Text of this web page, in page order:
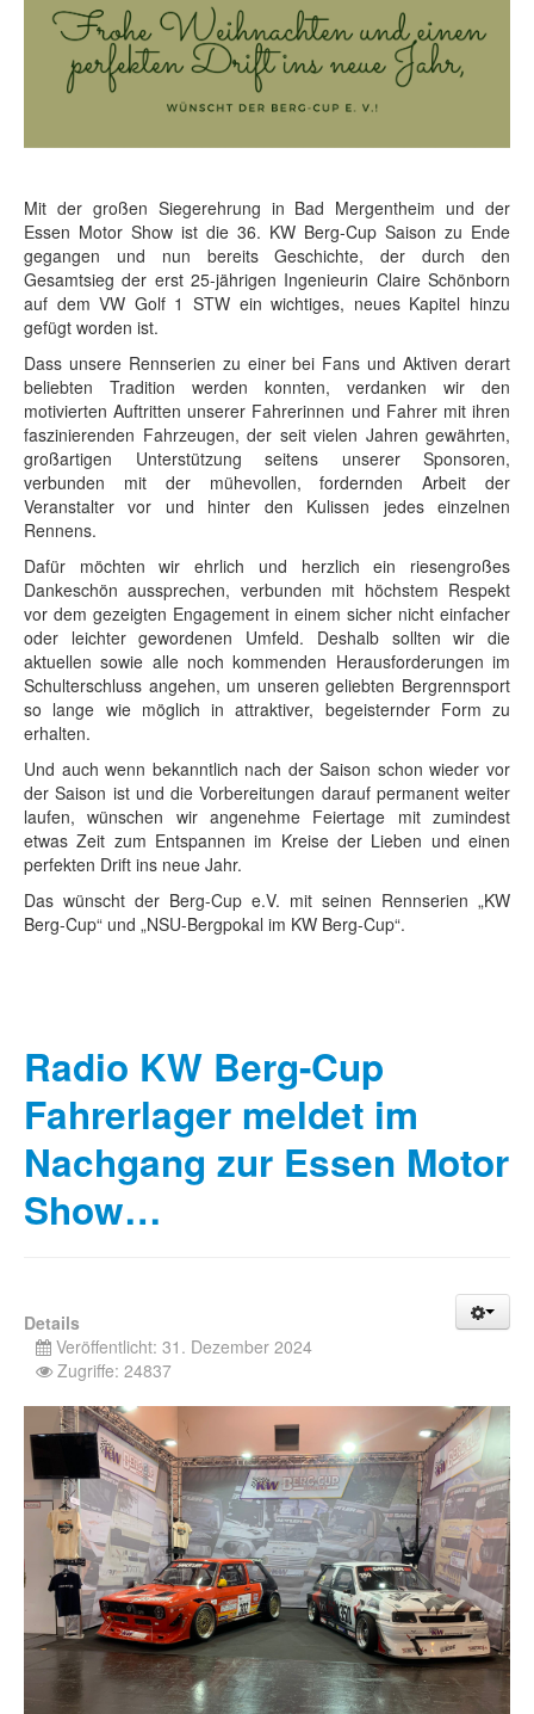
Mit der großen Siegerehrung in Bad Mergentheim und der
Essen Motor Show ist die 36. KW Berg-Cup Saison zu Ende
gegangen und nun bereits Geschichte, der durch den
Gesamtsieg der erst 25-jährigen Ingenieurin Claire Schönborn
auf dem VW Golf 1 STW ein wichtiges, neues Kapitel hinzu
gefügt worden ist.
Dass unsere Rennserien zu einer bei Fans und Aktiven derart
beliebten Tradition werden konnten, verdanken wir den
motivierten Auftritten unserer Fahrerinnen und Fahrer mit ihren
faszinierenden Fahrzeugen, der seit vielen Jahren gewährten,
großartigen Unterstützung seitens unserer Sponsoren,
verbunden mit der mühevollen, fordernden Arbeit der
Veranstalter vor und hinter den Kulissen jedes einzelnen
Rennens.
Dafür möchten wir ehrlich und herzlich ein riesengroßes
Dankeschön aussprechen, verbunden mit höchstem Respekt
vor dem gezeigten Engagement in einem sicher nicht einfacher
oder leichter gewordenen Umfeld. Deshalb sollten wir die
aktuellen sowie alle noch kommenden Herausforderungen im
Schulterschluss angehen, um unseren geliebten Bergrennsport
so lange wie möglich in attraktiver, begeisternder Form zu
erhalten.
Und auch wenn bekanntlich nach der Saison schon wieder vor
der Saison ist und die Vorbereitungen darauf permanent weiter
laufen, wünschen wir angenehme Feiertage mit zumindest
etwas Zeit zum Entspannen im Kreise der Lieben und einen
perfekten Drift ins neue Jahr.
Das wünscht der Berg-Cup e.V. mit seinen Rennserien „KW
Berg-Cup“ und „NSU-Bergpokal im KW Berg-Cup“.
Radio KW Berg-Cup
Fahrerlager meldet im
Nachgang zur Essen Motor
Show…
Details
Veröffentlicht: 31. Dezember 2024
Zugriffe: 24837